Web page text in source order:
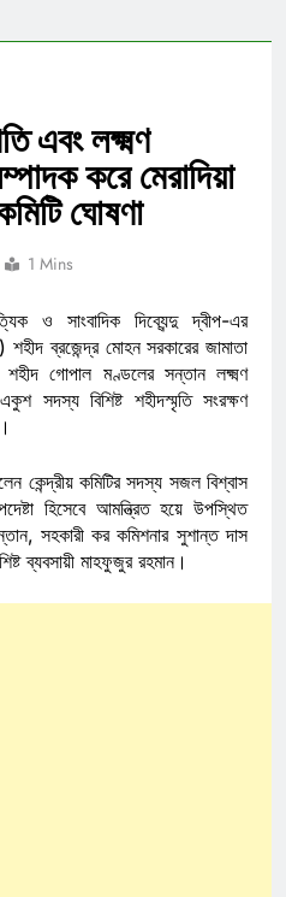
এবং লক্ষ্মণ
করে মেরাদিয়া
ঘোষণা
1 Mins
ও সাংবাদিক দিব্যেন্দু দ্বীপ-এর
ব্রজেন্দ্র মোহন সরকারের জামাতা
শহীদ গোপাল মণ্ডলের সন্তান লক্ষ্মণ
সদস্য বিশিষ্ট শহীদস্মৃতি সংরক্ষণ
কেন্দ্রীয় কমিটির সদস্য সজল বিশ্বাস
হিসেবে আমন্ত্রিত হয়ে উপস্থিত
সহকারী কর কমিশনার সুশান্ত দাস
ব্যবসায়ী মাহফুজুর রহমান।